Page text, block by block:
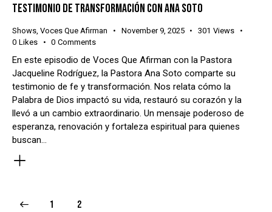
TESTIMONIO DE TRANSFORMACIÓN CON ANA SOTO
Shows Voces Que Afirman November 9, 2025 301 Views
0 Likes 0 Comments
En este episodio de Voces Que Afirman con la Pastora
Jacqueline Rodríguez, la Pastora Ana Soto comparte su
testimonio de fe y transformación. Nos relata cómo la
Palabra de Dios impactó su vida, restauró su corazón y la
llevó a un cambio extraordinario. Un mensaje poderoso de
esperanza, renovación y fortaleza espiritual para quienes
buscan…
POSTS
Page
1 Page
2